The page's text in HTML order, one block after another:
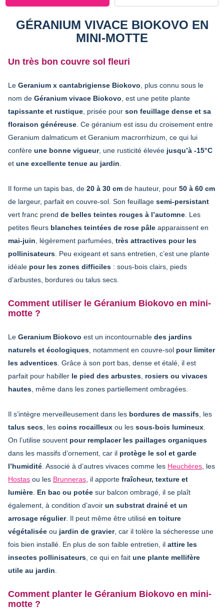
GÉRANIUM VIVACE BIOKOVO EN
MINI-MOTTE
Un très bon couvre sol fleuri
Le Geranium x cantabrigiense Biokovo , plus connu sous le
nom de Géranium vivace Biokovo , est une petite plante
tapissante et rustique , prisée pour son feuillage dense et sa
floraison généreuse . Ce géranium est issu du croisement entre
Geranium dalmaticum et Geranium macrorrhizum, ce qui lui
confère une bonne vigueur, une rusticité élevée jusqu’à -15°C
et une excellente tenue au jardin
Il forme un tapis bas, de 20 à 30 cm de hauteur, pour 50 à 60 cm
de largeur, parfait en couvre-sol. Son feuillage semi-persistant
vert franc prend de belles teintes rouges à l’automne . Les
petites fleurs blanches teintées de rose pâle apparaissent en
mai-juin , légèrement parfumées, très attractives pour les
pollinisateurs . Peu exigeant et sans entretien, c’est une plante
idéale pour les zones difficiles : sous-bois clairs, pieds
d’arbustes, bordures ou talus secs.
Comment utiliser le Géranium Biokovo en mini-
motte ?
Le Geranium Biokovo est un incontournable des jardins
naturels et écologiques , notamment en couvre-sol pour limiter
les adventices . Grâce à son port bas, dense et étalé, il est
parfait pour habiller le pied des arbustes rosiers ou vivaces
hautes , même dans les zones partiellement ombragées.
Il s’intègre merveilleusement dans les bordures de massifs , les
talus secs , les coins rocailleux ou les sous-bois lumineux
On l’utilise souvent pour remplacer les paillages organiques
dans les massifs d’ornement, car il protège le sol et garde
l’humidité . Associé à d’autres vivaces comme les Heuchères , les
Hostas ou les Brunneras , il apporte fraîcheur, texture et
lumière En bac ou potée sur balcon ombragé, il se plaît
également, à condition d’avoir un substrat drainé et un
arrosage régulier. Il peut même être utilisé en toiture
végétalisée ou jardin de gravier, car il tolère la sécheresse une
fois bien installé. En plus de son faible entretien, il attire les
insectes pollinisateurs , ce qui en fait une plante mellifère
utile au jardin
Comment planter le Géranium Biokovo en mini-
motte ?